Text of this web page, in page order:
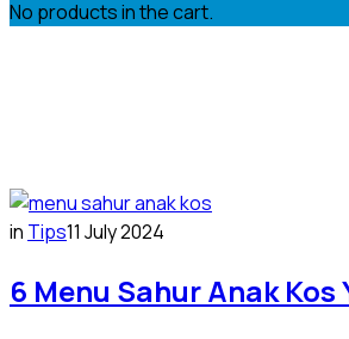
No products in the cart.
in Tips11 July 2024
6 Menu Sahur Anak